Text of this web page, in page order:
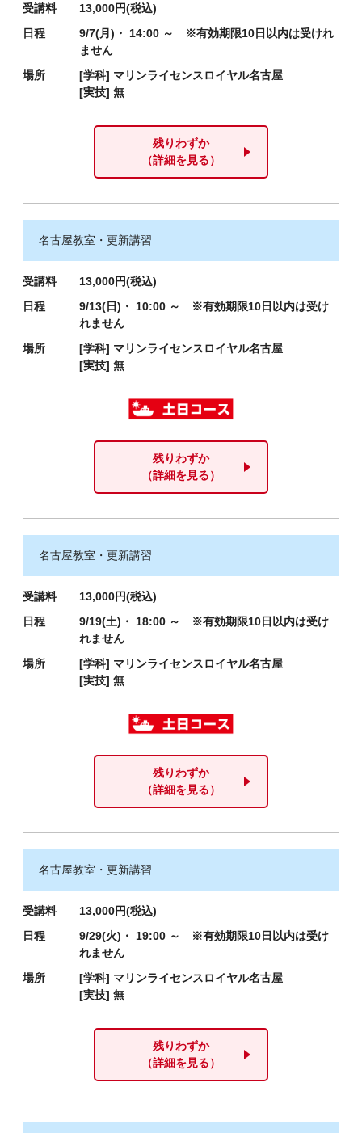
受講料
13,000円(税込)
日程
9/7(月)・ 14:00 ～ ※有効期限10日以内は受けれ
ません
場所
[学科] マリンライセンスロイヤル名古屋
[実技] 無
残りわずか
（詳細を見る）
名古屋教室・更新講習
受講料
13,000円(税込)
日程
9/13(日)・ 10:00 ～ ※有効期限10日以内は受け
れません
場所
[学科] マリンライセンスロイヤル名古屋
[実技] 無
残りわずか
（詳細を見る）
名古屋教室・更新講習
受講料
13,000円(税込)
日程
9/19(土)・ 18:00 ～ ※有効期限10日以内は受け
れません
場所
[学科] マリンライセンスロイヤル名古屋
[実技] 無
残りわずか
（詳細を見る）
名古屋教室・更新講習
受講料
13,000円(税込)
日程
9/29(火)・ 19:00 ～ ※有効期限10日以内は受け
れません
場所
[学科] マリンライセンスロイヤル名古屋
[実技] 無
残りわずか
（詳細を見る）